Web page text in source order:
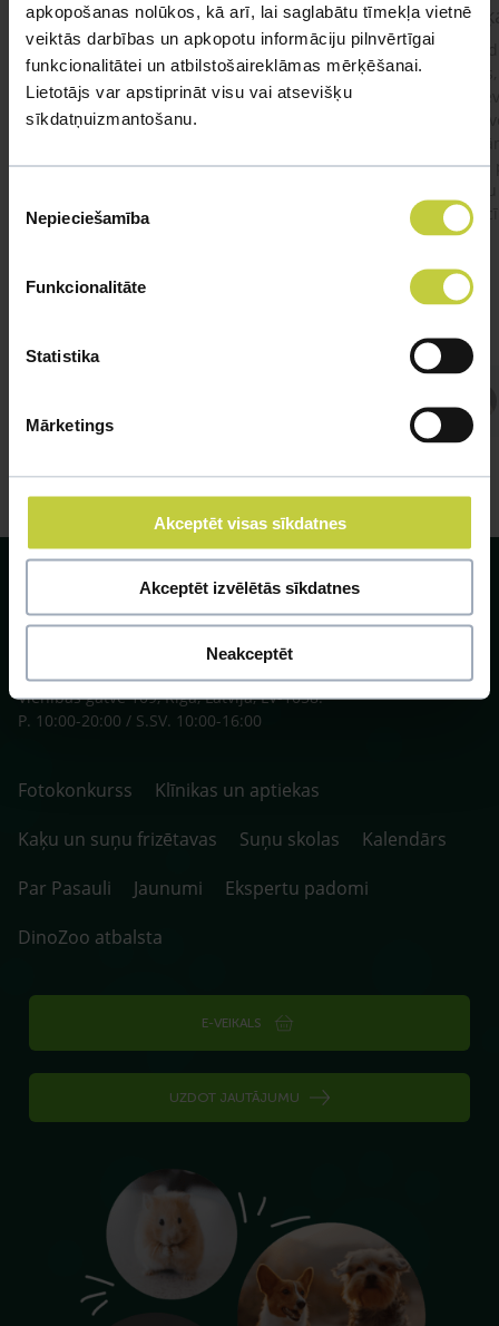
apkopošanas nolūkos, kā arī, lai saglabātu tīmekļa vietnē
veiktās darbības un apkopotu informāciju pilnvērtīgai
funkcionalitātei un atbilstošaireklāmas mērķēšanai.
Lietotājs var apstiprināt visu vai atsevišķu
sīkdatņuizmantošanu.
izvēle
Nepieciešamība
Funkcionalitāte
Statistika
Mārketings
Akceptēt visas sīkdatnes
Akceptēt izvēlētās sīkdatnes
Neakceptēt
kaķis apēdis plēvi
Ja kaķim gadījies apēst plastiku ,ko ieklāj zem
garnelēm kārbiņās apakšā.Kādas sekas varētu
būt?Kā kaķis varētu reağēt...Ko darīt?
#kakis #apedis #plevi
Veterinārārsts
viņš
SIA ZOO Centrs, LV40003622166,
Vienības gatve 109, Rīga, Latvija, LV-1058.
P. 10:00-20:00 / S.SV. 10:00-16:00
Fotokonkurss
Klīnikas un aptiekas
Kaķu un suņu frizētavas
Suņu skolas
Kalendārs
Par Pasauli
Jaunumi
Ekspertu padomi
DinoZoo atbalsta
E-VEIKALS
UZDOT JAUTĀJUMU